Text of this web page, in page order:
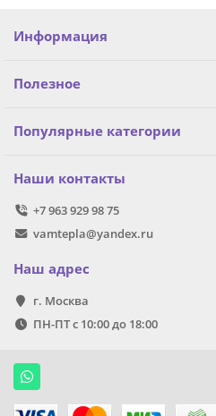
Информация
Полезное
Популярные категории
Наши контакты
+7 963 929 98 75
vamtepla@yandex.ru
Наш адрес
г. Москва
ПН-ПТ с 10:00 до 18:00